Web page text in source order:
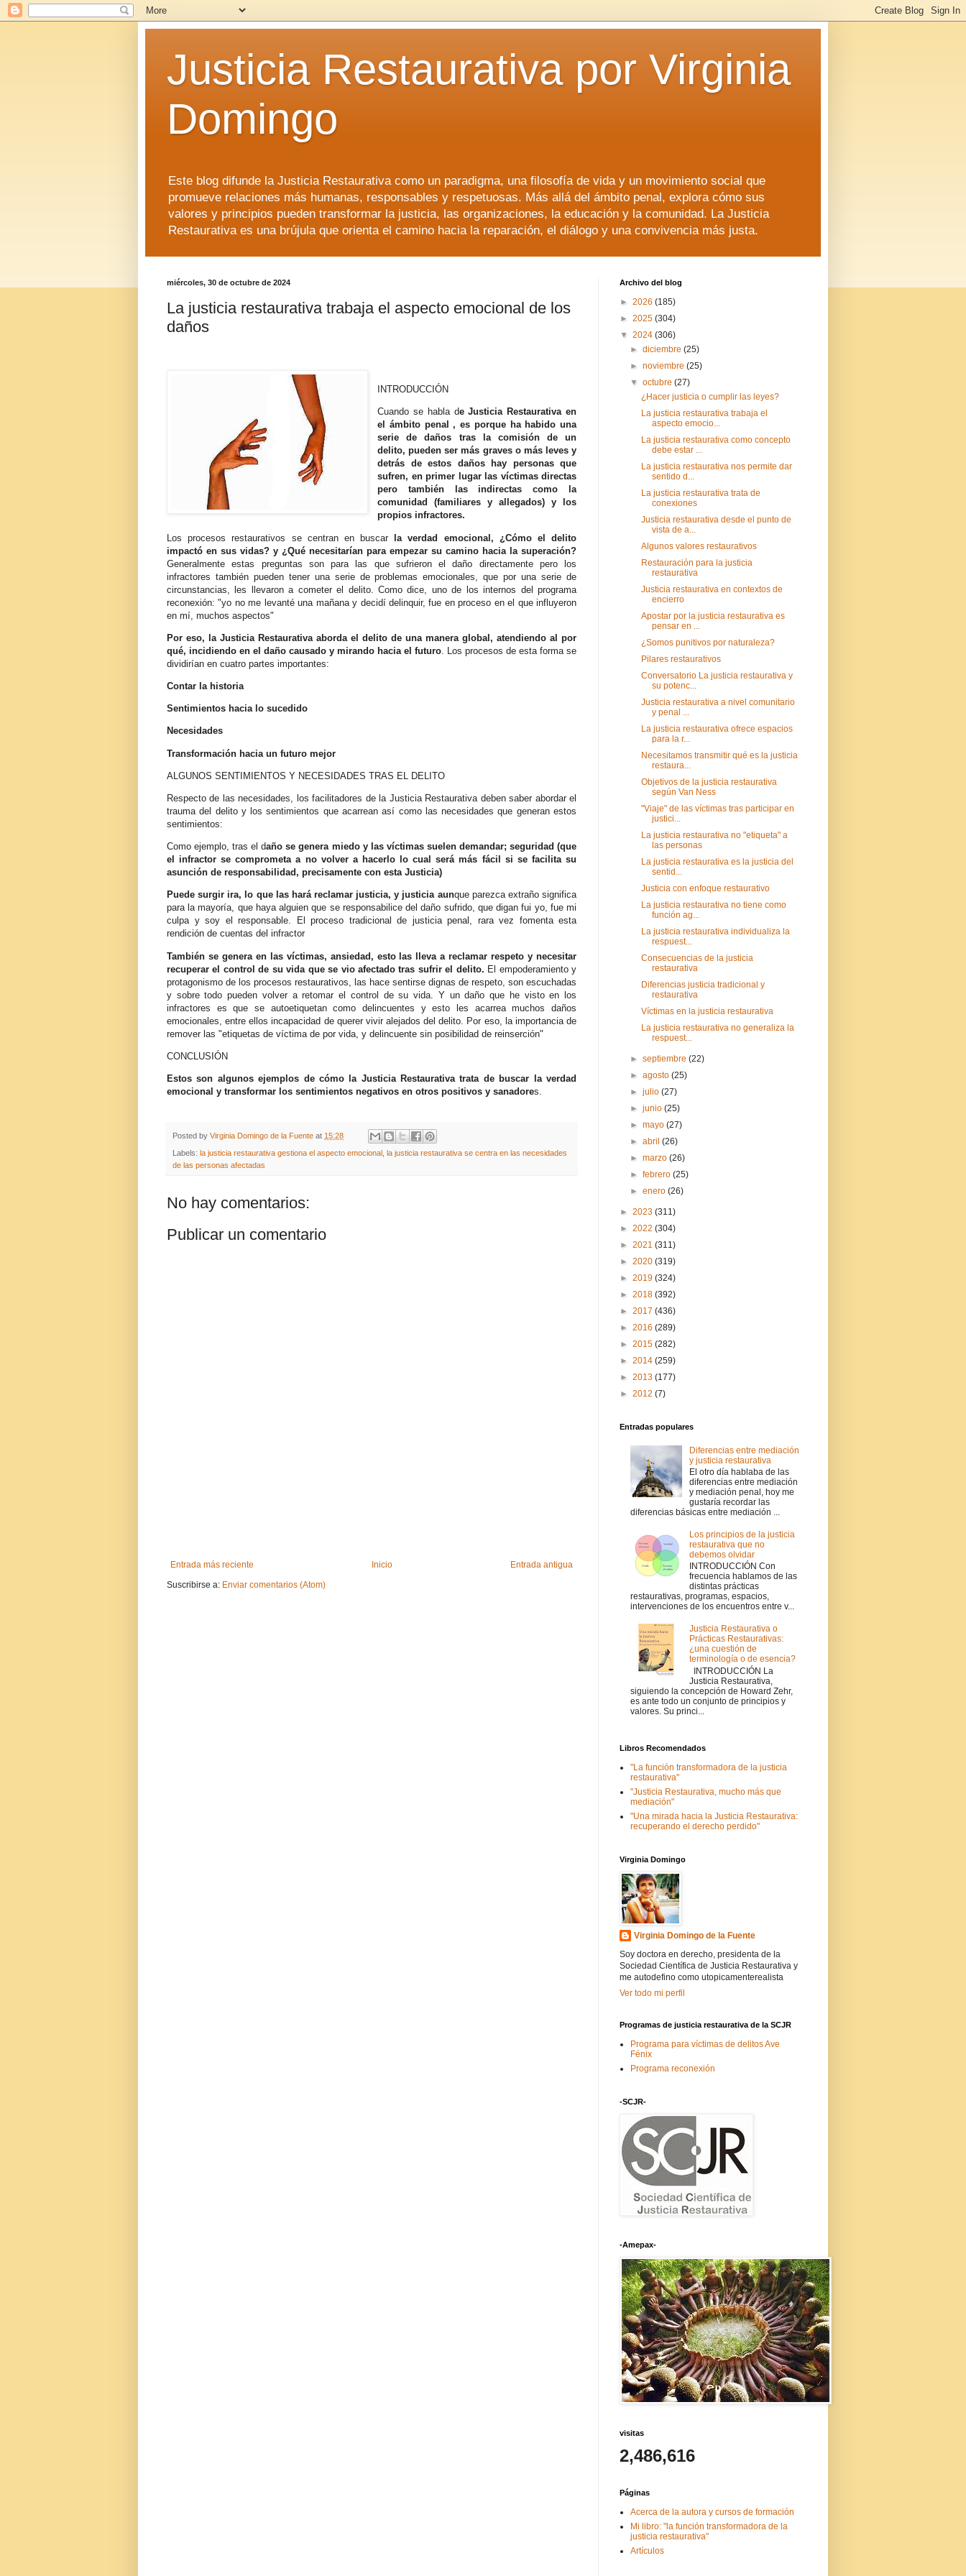
Justicia Restaurativa por Virginia
Domingo
Este blog difunde la Justicia Restaurativa como un paradigma, una filosofía de vida y un movimiento social que
promueve relaciones más humanas, responsables y respetuosas. Más allá del ámbito penal, explora cómo sus
valores y principios pueden transformar la justicia, las organizaciones, la educación y la comunidad. La Justicia
Restaurativa es una brújula que orienta el camino hacia la reparación, el diálogo y una convivencia más justa.
miércoles, 30 de octubre de 2024
La justicia restaurativa trabaja el aspecto emocional de los
daños
INTRODUCCIÓN
Cuando se habla de Justicia Restaurativa en
el ámbito penal , es porque ha habido una
serie de daños tras la comisión de un
delito, pueden ser más graves o más leves y
detrás de estos daños hay personas que
sufren, en primer lugar las víctimas directas
pero también las indirectas como la
comunidad (familiares y allegados) y los
propios infractores.
Los procesos restaurativos se centran en buscar la verdad emocional, ¿Cómo el delito
impactó en sus vidas? y ¿Qué necesitarían para empezar su camino hacia la superación?
Generalmente estas preguntas son para las que sufrieron el daño directamente pero los
infractores también pueden tener una serie de problemas emocionales, que por una serie de
circunstancias, les llevaron a cometer el delito. Como dice, uno de los internos del programa
reconexión: "yo no me levanté una mañana y decidí delinquir, fue en proceso en el que influyeron
en mí, muchos aspectos"
Por eso, la Justicia Restaurativa aborda el delito de una manera global, atendiendo al por
qué, incidiendo en el daño causado y mirando hacia el futuro . Los procesos de esta forma se
dividirían en cuatro partes importantes:
Contar la historia
Sentimientos hacia lo sucedido
Necesidades
Transformación hacia un futuro mejor
ALGUNOS SENTIMIENTOS Y NECESIDADES TRAS EL DELITO
Respecto de las necesidades, los facilitadores de la Justicia Restaurativa deben saber abordar el
trauma del delito y los sentimientos que acarrean así como las necesidades que generan estos
sentimientos:
Como ejemplo, tras el daño se genera miedo y las víctimas suelen demandar; seguridad (que
el infractor se comprometa a no volver a hacerlo lo cual será más fácil si se facilita su
asunción de responsabilidad, precisamente con esta Justicia)
Puede surgir ira, lo que las hará reclamar justicia, y justicia aunque parezca extraño significa
para la mayoría, que haya alguien que se responsabilice del daño sufrido, que digan fui yo, fue mi
culpa y soy el responsable. El proceso tradicional de justicia penal, rara vez fomenta esta
rendición de cuentas del infractor
También se genera en las víctimas, ansiedad, esto las lleva a reclamar respeto y necesitar
recuperar el control de su vida que se vio afectado tras sufrir el delito. El empoderamiento y
protagonismo de los procesos restaurativos, las hace sentirse dignas de respeto, son escuchadas
y sobre todo pueden volver a retomar el control de su vida. Y un daño que he visto en los
infractores es que se autoetiquetan como delincuentes y esto les acarrea muchos daños
emocionales, entre ellos incapacidad de querer vivir alejados del delito. Por eso, la importancia de
remover las "etiquetas de víctima de por vida, y delincuente sin posibilidad de reinserción"
CONCLUSIÓN
Estos son algunos ejemplos de cómo la Justicia Restaurativa trata de buscar la verdad
emocional y transformar los sentimientos negativos en otros positivos y sanadores.
Posted by Virginia Domingo de la Fuente at 15:28
Labels: la justicia restaurativa gestiona el aspecto emocional , la justicia restaurativa se centra en las necesidades
de las personas afectadas
No hay comentarios:
Publicar un comentario
Entrada más reciente Entrada antigua
Inicio
Suscribirse a: Enviar comentarios (Atom)
Archivo del blog
► 2026 (185)
► 2025 (304)
▼ 2024 (306)
►diciembre(25)
►noviembre(25)
▼octubre(27)
¿Hacer justicia o cumplir las leyes?
La justicia restaurativa trabaja el
aspecto emocio...
La justicia restaurativa como concepto
debe estar ...
La justicia restaurativa nos permite dar
sentido d...
La justicia restaurativa trata de
conexiones
Justicia restaurativa desde el punto de
vista de a...
Algunos valores restaurativos
Restauración para la justicia
restaurativa
Justicia restaurativa en contextos de
encierro
Apostar por la justicia restaurativa es
pensar en ...
¿Somos punitivos por naturaleza?
Pilares restaurativos
Conversatorio La justicia restaurativa y
su potenc...
Justicia restaurativa a nivel comunitario
y penal ...
La justicia restaurativa ofrece espacios
para la r...
Necesitamos transmitir qué es la justicia
restaura...
Objetivos de la justicia restaurativa
según Van Ness
"Viaje" de las víctimas tras participar en
justici...
La justicia restaurativa no "etiqueta" a
las personas
La justicia restaurativa es la justicia del
sentid...
Justicia con enfoque restaurativo
La justicia restaurativa no tiene como
función ag...
La justicia restaurativa individualiza la
respuest...
Consecuencias de la justicia
restaurativa
Diferencias justicia tradicional y
restaurativa
Víctimas en la justicia restaurativa
La justicia restaurativa no generaliza la
respuest...
►septiembre(22)
►agosto(25)
►julio(27)
►junio(25)
►mayo(27)
►abril(26)
►marzo(26)
►febrero(25)
►enero(26)
► 2023 (311)
► 2022 (304)
► 2021 (311)
► 2020 (319)
► 2019 (324)
► 2018 (392)
► 2017 (436)
► 2016 (289)
► 2015 (282)
► 2014 (259)
► 2013 (177)
► 2012 (7)
Entradas populares
Diferencias entre mediación
y justicia restaurativa
El otro día hablaba de las
diferencias entre mediación
y mediación penal, hoy me
gustaría recordar las
diferencias básicas entre mediación ...
Los principios de la justicia
restaurativa que no
debemos olvidar
INTRODUCCIÓN Con
frecuencia hablamos de las
distintas prácticas
restaurativas, programas, espacios,
intervenciones de los encuentros entre v...
Justicia Restaurativa o
Prácticas Restaurativas:
¿una cuestión de
terminología o de esencia?
INTRODUCCIÓN La
Justicia Restaurativa,
siguiendo la concepción de Howard Zehr,
es ante todo un conjunto de principios y
valores. Su princi...
Libros Recomendados
"La función transformadora de la justicia
restaurativa"
"Justicia Restaurativa, mucho más que
mediación"
"Una mirada hacia la Justicia Restaurativa:
recuperando el derecho perdido"
Virginia Domingo
Virginia Domingo de la Fuente
Soy doctora en derecho, presidenta de la
Sociedad Científica de Justicia Restaurativa y
me autodefino como utopicamenterealista
Ver todo mi perfil
Programas de justicia restaurativa de la SCJR
Programa para víctimas de delitos Ave
Fénix
Programa reconexión
-SCJR-
-Amepax-
visitas
2,486,616
Páginas
Acerca de la autora y cursos de formación
Mi libro: "la función transformadora de la
justicia restaurativa"
Artículos